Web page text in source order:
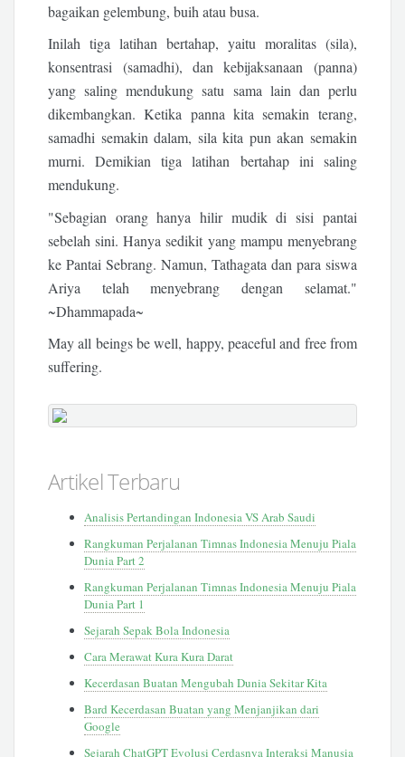
bagaikan gelembung, buih atau busa.
Inilah tiga latihan bertahap, yaitu moralitas (sila),
konsentrasi (samadhi), dan kebijaksanaan (panna)
yang saling mendukung satu sama lain dan perlu
dikembangkan. Ketika panna kita semakin terang,
samadhi semakin dalam, sila kita pun akan semakin
murni. Demikian tiga latihan bertahap ini saling
mendukung.
"Sebagian orang hanya hilir mudik di sisi pantai
sebelah sini. Hanya sedikit yang mampu menyebrang
ke Pantai Sebrang. Namun, Tathagata dan para siswa
Ariya telah menyebrang dengan selamat."
~Dhammapada~
May all beings be well, happy, peaceful and free from
suffering.
Artikel Terbaru
Analisis Pertandingan Indonesia VS Arab Saudi
Rangkuman Perjalanan Timnas Indonesia Menuju Piala
Dunia Part 2
Rangkuman Perjalanan Timnas Indonesia Menuju Piala
Dunia Part 1
Sejarah Sepak Bola Indonesia
Cara Merawat Kura Kura Darat
Kecerdasan Buatan Mengubah Dunia Sekitar Kita
Bard Kecerdasan Buatan yang Menjanjikan dari
Google
Sejarah ChatGPT Evolusi Cerdasnya Interaksi Manusia